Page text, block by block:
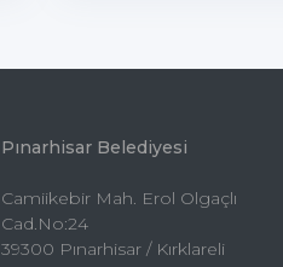
Pınarhisar Belediyesi
Camiikebir Mah. Erol Olgaçlı
Cad.No:24
39300 Pınarhisar / Kırklareli